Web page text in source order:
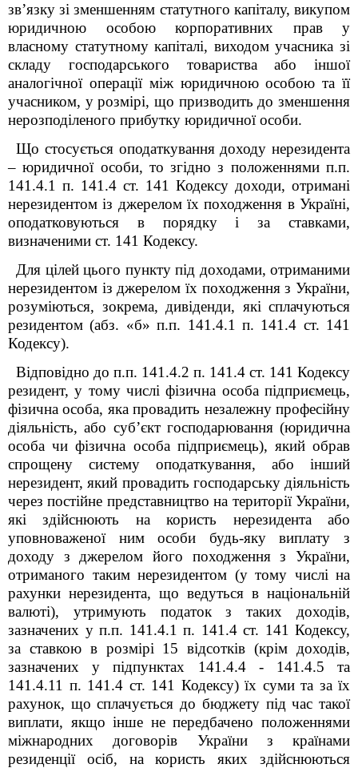
зв’язку зі зменшенням статутного капіталу, викупом
юридичною особою корпоративних прав у
власному статутному капіталі, виходом учасника зі
складу господарського товариства або іншої
аналогічної операції між юридичною особою та її
учасником, у розмірі, що призводить до зменшення
нерозподіленого прибутку юридичної особи.
Що стосується оподаткування доходу нерезидента
– юридичної особи, то згідно з положеннями п.п.
141.4.1 п. 141.4 ст. 141 Кодексу доходи, отримані
нерезидентом із джерелом їх походження в Україні,
оподатковуються в порядку і за ставками,
визначеними ст. 141 Кодексу.
Для цілей цього пункту під доходами, отриманими
нерезидентом із джерелом їх походження з України,
розуміються, зокрема, дивіденди, які сплачуються
резидентом (абз. «б» п.п. 141.4.1 п. 141.4 ст. 141
Кодексу).
Відповідно до п.п. 141.4.2 п. 141.4 ст. 141 Кодексу
резидент, у тому числі фізична особа підприємець,
фізична особа, яка провадить незалежну професійну
діяльність, або суб’єкт господарювання (юридична
особа чи фізична особа підприємець), який обрав
спрощену систему оподаткування, або інший
нерезидент, який провадить господарську діяльність
через постійне представництво на території України,
які здійснюють на користь нерезидента або
уповноваженої ним особи будь-яку виплату з
доходу з джерелом його походження з України,
отриманого таким нерезидентом (у тому числі на
рахунки нерезидента, що ведуться в національній
валюті), утримують податок з таких доходів,
зазначених у п.п. 141.4.1 п. 141.4 ст. 141 Кодексу,
за ставкою в розмірі 15 відсотків (крім доходів,
зазначених у підпунктах 141.4.4 - 141.4.5 та
141.4.11 п. 141.4 ст. 141 Кодексу) їх суми та за їх
рахунок, що сплачується до бюджету під час такої
виплати, якщо інше не передбачено положеннями
міжнародних договорів України з країнами
резиденції осіб, на користь яких здійснюються